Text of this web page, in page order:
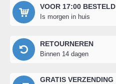
VOOR 17:00 BESTELD
Is morgen in huis
RETOURNEREN
Binnen 14 dagen
GRATIS VERZENDING